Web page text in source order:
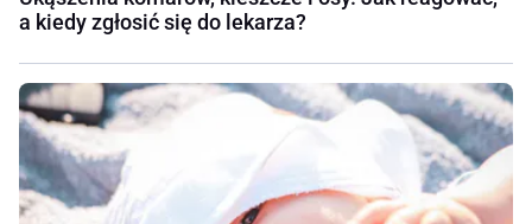
a kiedy zgłosić się do lekarza?